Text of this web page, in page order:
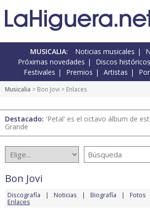
MUSICALIA: Noticias musicales
Próximas novedades
Discos históricos
Festivales
Premios Artistas
Musicalia > Bon Jovi > Enlaces
Destacado: 'Petal' es el octavo álbum de
Grande
Bon Jovi
Discografía Noticias Biografía Fotos
Enlaces